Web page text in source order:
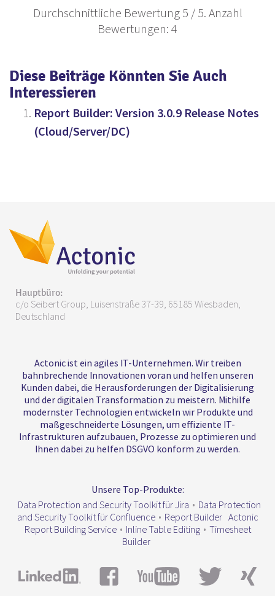
Durchschnittliche Bewertung 5 / 5. Anzahl
Bewertungen: 4
Diese Beiträge Könnten Sie Auch
Interessieren
Report Builder: Version 3.0.9 Release Notes
(Cloud/Server/DC)
Hauptbüro:
c/o Seibert Group, Luisenstraße 37-39, 65185 Wiesbaden,
Deutschland
Actonic ist ein agiles IT-Unternehmen. Wir treiben
bahnbrechende Innovationen voran und helfen unseren
Kunden dabei, die Herausforderungen der Digitalisierung
und der digitalen Transformation zu meistern. Mithilfe
modernster Technologien entwickeln wir Produkte und
maßgeschneiderte Lösungen, um effiziente IT-
Infrastrukturen aufzubauen, Prozesse zu optimieren und
Ihnen dabei zu helfen DSGVO konform zu werden.
Unsere Top-Produkte:
Data Protection and Security Toolkit für Jira • Data Protection
and Security Toolkit für Confluence • Report Builder Actonic
Report Building Service • Inline Table Editing • Timesheet
Builder